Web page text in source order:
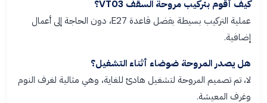
كيف أقوم بتركيب مروحة السقف VT03؟
عملية التركيب بسيطة بفضل قاعدة E27، دون الحاجة إلى أعمال
إضافية.
هل يصدر المروحة ضوضاء أثناء التشغيل؟
لا، تم تصميم المروحة لتشغيل هادئ للغاية، وهي مثالية لغرف النوم
وغرف المعيشة.